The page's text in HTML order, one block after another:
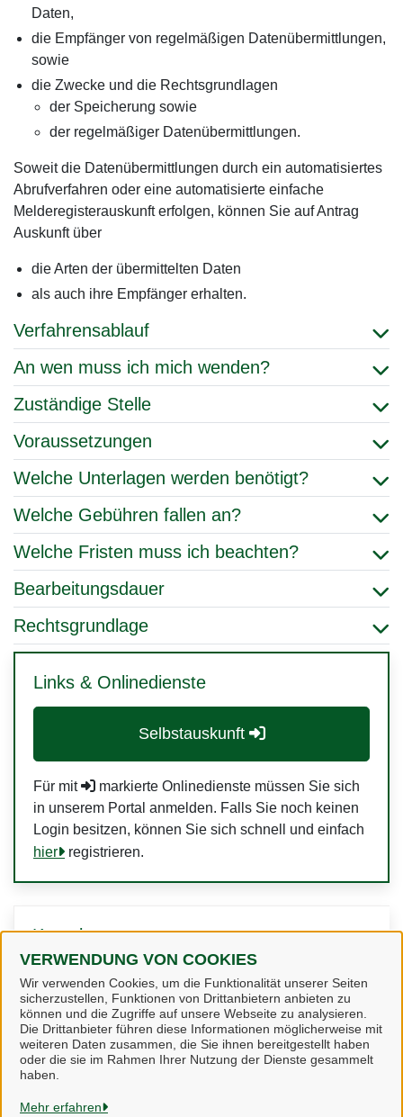
VERWENDUNG VON COOKIES
Wir verwenden Cookies, um die Funktionalität unserer Seiten
sicherzustellen, Funktionen von Drittanbietern anbieten zu
können und die Zugriffe auf unsere Webseite zu analysieren.
Die Drittanbieter führen diese Informationen möglicherweise mit
weiteren Daten zusammen, die Sie ihnen bereitgestellt haben
oder die sie im Rahmen Ihrer Nutzung der Dienste gesammelt
haben.
Mehr erfahren
Daten,
die Empfänger von regelmäßigen Datenübermittlungen,
sowie
die Zwecke und die Rechtsgrundlagen
der Speicherung sowie
der regelmäßiger Datenübermittlungen.
Soweit die Datenübermittlungen durch ein automatisiertes
Abrufverfahren oder eine automatisierte einfache
Melderegisterauskunft erfolgen, können Sie auf Antrag
Auskunft über
die Arten der übermittelten Daten
als auch ihre Empfänger erhalten.
Verfahrensablauf
An wen muss ich mich wenden?
Zuständige Stelle
Voraussetzungen
Welche Unterlagen werden benötigt?
Welche Gebühren fallen an?
Welche Fristen muss ich beachten?
Bearbeitungsdauer
Rechtsgrundlage
Links & Onlinedienste
Selbstauskunft
Für mit
markierte Onlinedienste müssen Sie sich
in unserem Portal anmelden. Falls Sie noch keinen
Login besitzen, können Sie sich schnell und einfach
hier
registrieren.
Kontakt
Zum Kontaktformular
Samtgemeinde Hesel